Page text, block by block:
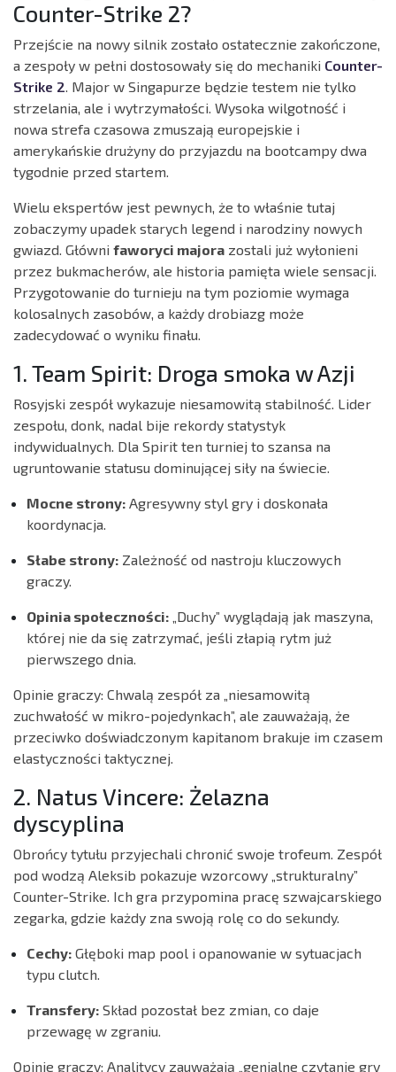
Counter-Strike 2?
Przejście na nowy silnik zostało ostatecznie zakończone,
a zespoły w pełni dostosowały się do mechaniki Counter-
Strike 2. Major w Singapurze będzie testem nie tylko
strzelania, ale i wytrzymałości. Wysoka wilgotność i
nowa strefa czasowa zmuszają europejskie i
amerykańskie drużyny do przyjazdu na bootcampy dwa
tygodnie przed startem.
Wielu ekspertów jest pewnych, że to właśnie tutaj
zobaczymy upadek starych legend i narodziny nowych
gwiazd. Główni faworyci majora zostali już wyłonieni
przez bukmacherów, ale historia pamięta wiele sensacji.
Przygotowanie do turnieju na tym poziomie wymaga
kolosalnych zasobów, a każdy drobiazg może
zadecydować o wyniku finału.
1. Team Spirit: Droga smoka w Azji
Rosyjski zespół wykazuje niesamowitą stabilność. Lider
zespołu, donk, nadal bije rekordy statystyk
indywidualnych. Dla Spirit ten turniej to szansa na
ugruntowanie statusu dominującej siły na świecie.
Mocne strony: Agresywny styl gry i doskonała
koordynacja.
Słabe strony: Zależność od nastroju kluczowych
graczy.
Opinia społeczności: „Duchy” wyglądają jak maszyna,
której nie da się zatrzymać, jeśli złapią rytm już
pierwszego dnia.
Opinie graczy: Chwalą zespół za „niesamowitą
zuchwałość w mikro-pojedynkach”, ale zauważają, że
przeciwko doświadczonym kapitanom brakuje im czasem
elastyczności taktycznej.
2. Natus Vincere: Żelazna
dyscyplina
Obrońcy tytułu przyjechali chronić swoje trofeum. Zespół
pod wodzą Aleksib pokazuje wzorcowy „strukturalny”
Counter-Strike. Ich gra przypomina pracę szwajcarskiego
zegarka, gdzie każdy zna swoją rolę co do sekundy.
Cechy: Głęboki map pool i opanowanie w sytuacjach
typu clutch.
Transfery: Skład pozostał bez zmian, co daje
przewagę w zgraniu.
Opinie graczy: Analitycy zauważają „genialne czytanie gry